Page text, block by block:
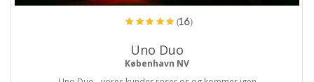
(16)
Uno Duo
København NV